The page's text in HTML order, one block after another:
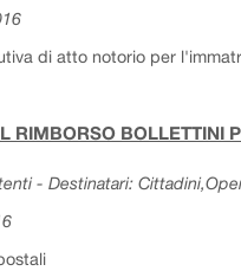
di atto notorio per
RIMBORSO BOLLETTINI
- Destinatari: